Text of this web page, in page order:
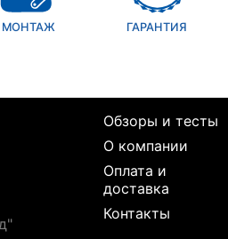
МОНТАЖ ГАРАНТИЯ
Обзоры и тесты
О компании
Оплата и
доставка
Контакты